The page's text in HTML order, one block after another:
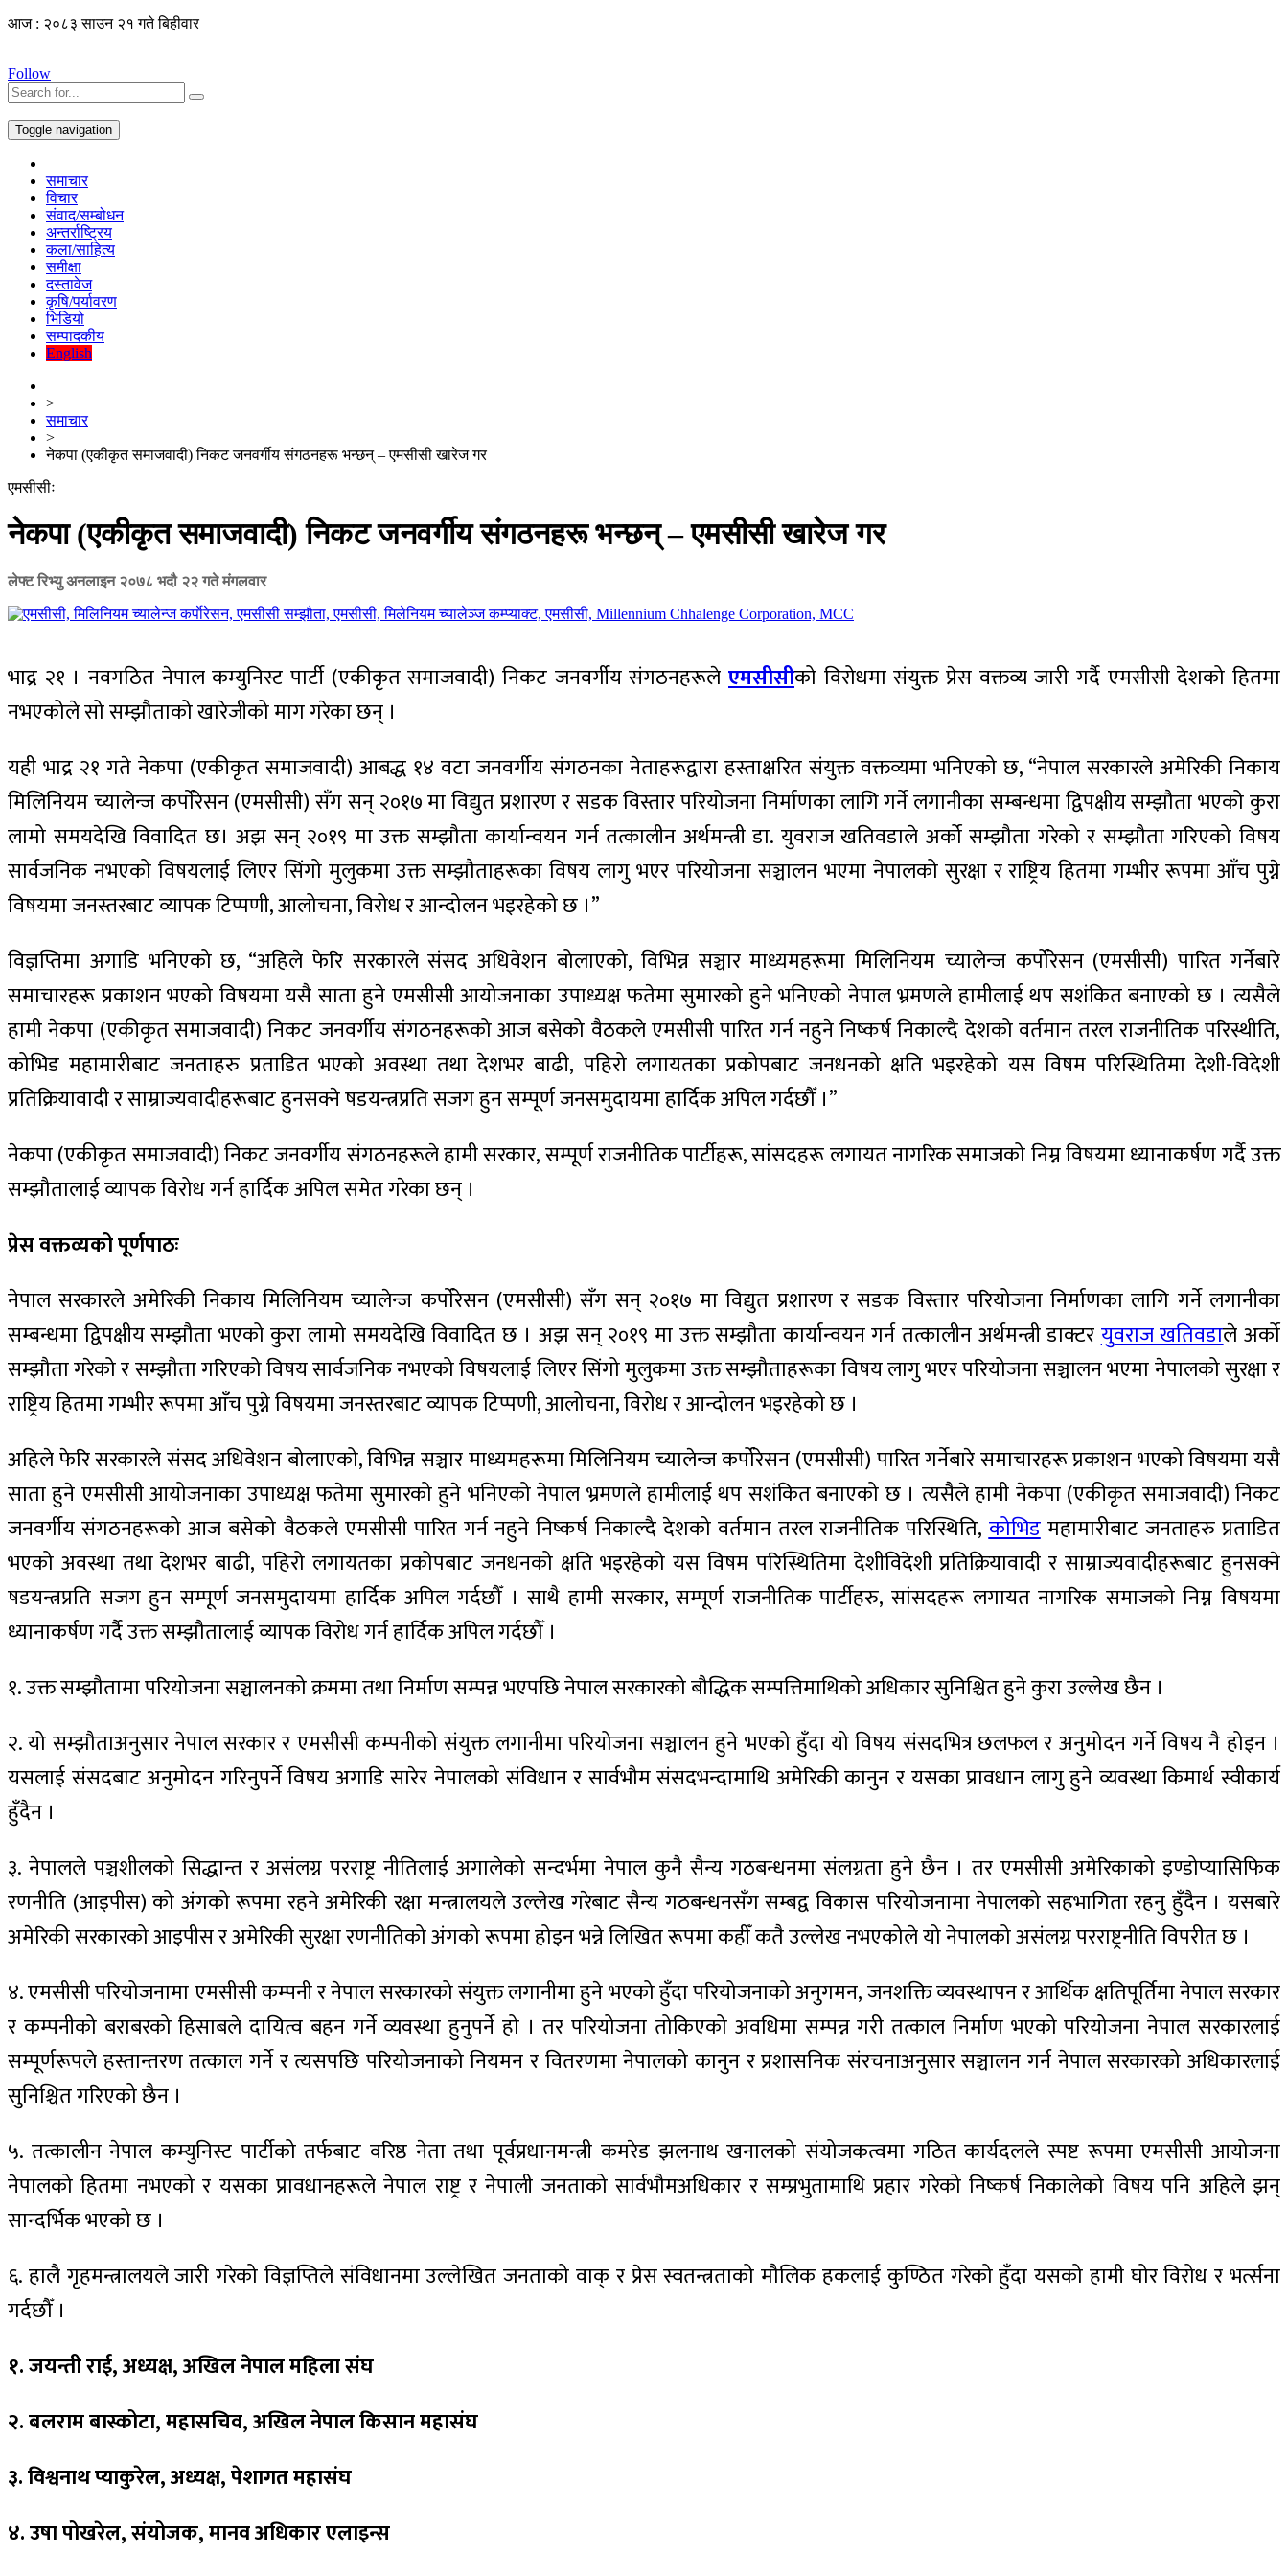
आज : २०८३ साउन २१ गते बिहीवार
Follow
Toggle navigation
समाचार
विचार
संवाद/सम्बोधन
अन्तर्राष्ट्रिय
कला/साहित्य
समीक्षा
दस्तावेज
कृषि/पर्यावरण
भिडियो
सम्पादकीय
English
>
समाचार
>
नेकपा (एकीकृत समाजवादी) निकट जनवर्गीय संगठनहरू भन्छन् – एमसीसी खारेज गर
एमसीसीः
नेकपा (एकीकृत समाजवादी) निकट जनवर्गीय संगठनहरू भन्छन् – एमसीसी खारेज गर
लेफ्ट रिभ्यु अनलाइन २०७८ भदौ २२ गते मंगलवार
भाद्र २१ । नवगठित नेपाल कम्युनिस्ट पार्टी (एकीकृत समाजवादी) निकट जनवर्गीय संगठनहरूले एमसीसीको विरोधमा संयुक्त प्रेस वक्तव्य जारी गर्दै एमसीसी देशको हितमा
नभएकोले सो सम्झौताको खारेजीको माग गरेका छन् ।
यही भाद्र २१ गते नेकपा (एकीकृत समाजवादी) आबद्ध १४ वटा जनवर्गीय संगठनका नेताहरूद्वारा हस्ताक्षरित संयुक्त वक्तव्यमा भनिएको छ, “नेपाल सरकारले अमेरिकी निकाय
मिलिनियम च्यालेन्ज कर्पाेरेसन (एमसीसी) सँग सन् २०१७ मा विद्युत प्रशारण र सडक विस्तार परियोजना निर्माणका लागि गर्ने लगानीका सम्बन्धमा द्विपक्षीय सम्झौता भएको कुरा
लामो समयदेखि विवादित छ। अझ सन् २०१९ मा उक्त सम्झौता कार्यान्वयन गर्न तत्कालीन अर्थमन्त्री डा. युवराज खतिवडाले अर्को सम्झौता गरेको र सम्झौता गरिएको विषय
सार्वजनिक नभएको विषयलाई लिएर सिंगो मुलुकमा उक्त सम्झौताहरूका विषय लागु भएर परियोजना सञ्चालन भएमा नेपालको सुरक्षा र राष्ट्रिय हितमा गम्भीर रूपमा आँच पुग्ने
विषयमा जनस्तरबाट व्यापक टिप्पणी, आलोचना, विरोध र आन्दोलन भइरहेको छ ।”
विज्ञप्तिमा अगाडि भनिएको छ, “अहिले फेरि सरकारले संसद अधिवेशन बोलाएको, विभिन्न सञ्चार माध्यमहरूमा मिलिनियम च्यालेन्ज कर्पोरेसन (एमसीसी) पारित गर्नेबारे
समाचारहरू प्रकाशन भएको विषयमा यसै साता हुने एमसीसी आयोजनाका उपाध्यक्ष फतेमा सुमारको हुने भनिएको नेपाल भ्रमणले हामीलाई थप सशंकित बनाएको छ । त्यसैले
हामी नेकपा (एकीकृत समाजवादी) निकट जनवर्गीय संगठनहरूको आज बसेको वैठकले एमसीसी पारित गर्न नहुने निष्कर्ष निकाल्दै देशको वर्तमान तरल राजनीतिक परिस्थीति,
कोभिड महामारीबाट जनताहरु प्रताडित भएको अवस्था तथा देशभर बाढी, पहिरो लगायतका प्रकोपबाट जनधनको क्षति भइरहेको यस विषम परिस्थितिमा देशी-विदेशी
प्रतिक्रियावादी र साम्राज्यवादीहरूबाट हुनसक्ने षडयन्त्रप्रति सजग हुन सम्पूर्ण जनसमुदायमा हार्दिक अपिल गर्दछौँ ।”
नेकपा (एकीकृत समाजवादी) निकट जनवर्गीय संगठनहरूले हामी सरकार, सम्पूर्ण राजनीतिक पार्टीहरू, सांसदहरू लगायत नागरिक समाजको निम्न विषयमा ध्यानाकर्षण गर्दै उक्त
सम्झौतालाई व्यापक विरोध गर्न हार्दिक अपिल समेत गरेका छन् ।
प्रेस वक्तव्यको पूर्णपाठः
नेपाल सरकारले अमेरिकी निकाय मिलिनियम च्यालेन्ज कर्पाेरेसन (एमसीसी) सँग सन् २०१७ मा विद्युत प्रशारण र सडक विस्तार परियोजना निर्माणका लागि गर्ने लगानीका
सम्बन्धमा द्विपक्षीय सम्झौता भएको कुरा लामो समयदेखि विवादित छ । अझ सन् २०१९ मा उक्त सम्झौता कार्यान्वयन गर्न तत्कालीन अर्थमन्त्री डाक्टरयुवराज खतिवडाले अर्को
सम्झौता गरेको र सम्झौता गरिएको विषय सार्वजनिक नभएको विषयलाई लिएर सिंगो मुलुकमा उक्त सम्झौताहरूका विषय लागु भएर परियोजना सञ्चालन भएमा नेपालको सुरक्षा र
राष्ट्रिय हितमा गम्भीर रूपमा आँच पुग्ने विषयमा जनस्तरबाट व्यापक टिप्पणी, आलोचना, विरोध र आन्दोलन भइरहेको छ ।
अहिले फेरि सरकारले संसद अधिवेशन बोलाएको, विभिन्न सञ्चार माध्यमहरूमा मिलिनियम च्यालेन्ज कर्पोरेसन (एमसीसी) पारित गर्नेबारे समाचारहरू प्रकाशन भएको विषयमा यसै
साता हुने एमसीसी आयोजनाका उपाध्यक्ष फतेमा सुमारको हुने भनिएको नेपाल भ्रमणले हामीलाई थप सशंकित बनाएको छ । त्यसैले हामी नेकपा (एकीकृत समाजवादी) निकट
जनवर्गीय संगठनहरूको आज बसेको वैठकले एमसीसी पारित गर्न नहुने निष्कर्ष निकाल्दै देशको वर्तमान तरल राजनीतिक परिस्थिति,कोभिडमहामारीबाट जनताहरु प्रताडित
भएको अवस्था तथा देशभर बाढी, पहिरो लगायतका प्रकोपबाट जनधनको क्षति भइरहेको यस विषम परिस्थितिमा देशीविदेशी प्रतिक्रियावादी र साम्राज्यवादीहरूबाट हुनसक्ने
षडयन्त्रप्रति सजग हुन सम्पूर्ण जनसमुदायमा हार्दिक अपिल गर्दछौँ । साथै हामी सरकार, सम्पूर्ण राजनीतिक पार्टीहरु, सांसदहरू लगायत नागरिक समाजको निम्न विषयमा
ध्यानाकर्षण गर्दै उक्त सम्झौतालाई व्यापक विरोध गर्न हार्दिक अपिल गर्दछौँ ।
१. उक्त सम्झौतामा परियोजना सञ्चालनको क्रममा तथा निर्माण सम्पन्न भएपछि नेपाल सरकारको बौद्धिक सम्पत्तिमाथिको अधिकार सुनिश्चित हुने कुरा उल्लेख छैन ।
२. यो सम्झौताअनुसार नेपाल सरकार र एमसीसी कम्पनीको संयुक्त लगानीमा परियोजना सञ्चालन हुने भएको हुँदा यो विषय संसदभित्र छलफल र अनुमोदन गर्ने विषय नै होइन ।
यसलाई संसदबाट अनुमोदन गरिनुपर्ने विषय अगाडि सारेर नेपालको संविधान र सार्वभौम संसदभन्दामाथि अमेरिकी कानुन र यसका प्रावधान लागु हुने व्यवस्था किमार्थ स्वीकार्य
हुँदैन ।
३. नेपालले पञ्चशीलको सिद्धान्त र असंलग्न परराष्ट्र नीतिलाई अगालेको सन्दर्भमा नेपाल कुनै सैन्य गठबन्धनमा संलग्नता हुने छैन । तर एमसीसी अमेरिकाको इण्डोप्यासिफिक
रणनीति (आइपीस) को अंगको रूपमा रहने अमेरिकी रक्षा मन्त्रालयले उल्लेख गरेबाट सैन्य गठबन्धनसँग सम्बद्व विकास परियोजनामा नेपालको सहभागिता रहनु हुँदैन । यसबारे
अमेरिकी सरकारको आइपीस र अमेरिकी सुरक्षा रणनीतिको अंगको रूपमा होइन भन्ने लिखित रूपमा कहीँ कतै उल्लेख नभएकोले यो नेपालको असंलग्न परराष्ट्रनीति विपरीत छ ।
४. एमसीसी परियोजनामा एमसीसी कम्पनी र नेपाल सरकारको संयुक्त लगानीमा हुने भएको हुँदा परियोजनाको अनुगमन, जनशक्ति व्यवस्थापन र आर्थिक क्षतिपूर्तिमा नेपाल सरकार
र कम्पनीको बराबरको हिसाबले दायित्व बहन गर्ने व्यवस्था हुनुपर्ने हो । तर परियोजना तोकिएको अवधिमा सम्पन्न गरी तत्काल निर्माण भएको परियोजना नेपाल सरकारलाई
सम्पूर्णरूपले हस्तान्तरण तत्काल गर्ने र त्यसपछि परियोजनाको नियमन र वितरणमा नेपालको कानुन र प्रशासनिक संरचनाअनुसार सञ्चालन गर्न नेपाल सरकारको अधिकारलाई
सुनिश्चित गरिएको छैन ।
५. तत्कालीन नेपाल कम्युनिस्ट पार्टीको तर्फबाट वरिष्ठ नेता तथा पूर्वप्रधानमन्त्री कमरेड झलनाथ खनालको संयोजकत्वमा गठित कार्यदलले स्पष्ट रूपमा एमसीसी आयोजना
नेपालको हितमा नभएको र यसका प्रावधानहरूले नेपाल राष्ट्र र नेपाली जनताको सार्वभौमअधिकार र सम्प्रभुतामाथि प्रहार गरेको निष्कर्ष निकालेको विषय पनि अहिले झन्
सान्दर्भिक भएको छ ।
६. हालै गृहमन्त्रालयले जारी गरेको विज्ञप्तिले संविधानमा उल्लेखित जनताको वाक्‌ र प्रेस स्वतन्त्रताको मौलिक हकलाई कुण्ठित गरेको हुँदा यसको हामी घोर विरोध र भर्त्सना
गर्दछौँ ।
१. जयन्ती राई, अध्यक्ष, अखिल नेपाल महिला संघ
२. बलराम बास्कोटा, महासचिव, अखिल नेपाल किसान महासंघ
३. विश्वनाथ प्याकुरेल, अध्यक्ष, पेशागत महासंघ
४. उषा पोखरेल, संयोजक, मानव अधिकार एलाइन्स